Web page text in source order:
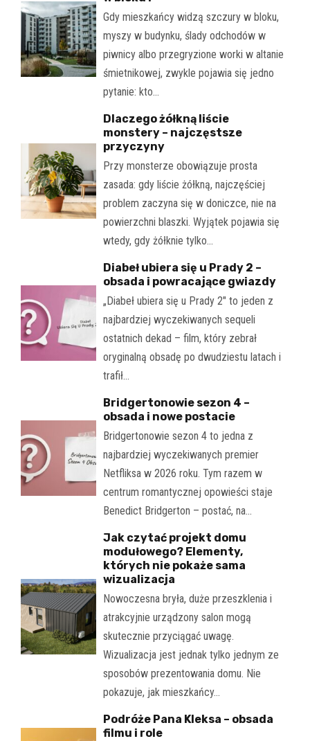
Gdy mieszkańcy widzą szczury w bloku,
myszy w budynku, ślady odchodów w
piwnicy albo przegryzione worki w altanie
śmietnikowej, zwykle pojawia się jedno
pytanie: kto…
Dlaczego żółkną liście
monstery – najczęstsze
przyczyny
Przy monsterze obowiązuje prosta
zasada: gdy liście żółkną, najczęściej
problem zaczyna się w doniczce, nie na
powierzchni blaszki. Wyjątek pojawia się
wtedy, gdy żółknie tylko…
Diabeł ubiera się u Prady 2 –
obsada i powracające gwiazdy
„Diabeł ubiera się u Prady 2" to jeden z
najbardziej wyczekiwanych sequeli
ostatnich dekad – film, który zebrał
oryginalną obsadę po dwudziestu latach i
trafił…
Bridgertonowie sezon 4 –
obsada i nowe postacie
Bridgertonowie sezon 4 to jedna z
najbardziej wyczekiwanych premier
Netfliksa w 2026 roku. Tym razem w
centrum romantycznej opowieści staje
Benedict Bridgerton – postać, na…
Jak czytać projekt domu
modułowego? Elementy,
których nie pokaże sama
wizualizacja
Nowoczesna bryła, duże przeszklenia i
atrakcyjnie urządzony salon mogą
skutecznie przyciągać uwagę.
Wizualizacja jest jednak tylko jednym ze
sposobów prezentowania domu. Nie
pokazuje, jak mieszkańcy…
Podróże Pana Kleksa – obsada
filmu i role